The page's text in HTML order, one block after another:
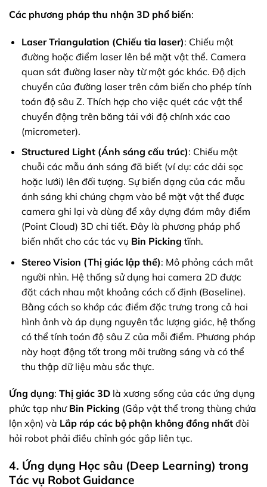
Các phương pháp thu nhận 3D phổ biến:
Laser Triangulation (Chiếu tia laser): Chiếu một
đường hoặc điểm laser lên bề mặt vật thể. Camera
quan sát đường laser này từ một góc khác. Độ dịch
chuyển của đường laser trên cảm biến cho phép tính
toán độ sâu Z. Thích hợp cho việc quét các vật thể
chuyển động trên băng tải với độ chính xác cao
(micrometer).
Structured Light (Ánh sáng cấu trúc): Chiếu một
chuỗi các mẫu ánh sáng đã biết (ví dụ: các dải sọc
hoặc lưới) lên đối tượng. Sự biến dạng của các mẫu
ánh sáng khi chúng chạm vào bề mặt vật thể được
camera ghi lại và dùng để xây dựng đám mây điểm
(Point Cloud) 3D chi tiết. Đây là phương pháp phổ
biến nhất cho các tác vụ Bin Picking tĩnh.
Stereo Vision (Thị giác lập thể): Mô phỏng cách mắt
người nhìn. Hệ thống sử dụng hai camera 2D được
đặt cách nhau một khoảng cách cố định (Baseline).
Bằng cách so khớp các điểm đặc trưng trong cả hai
hình ảnh và áp dụng nguyên tắc lượng giác, hệ thống
có thể tính toán độ sâu Z của mỗi điểm. Phương pháp
này hoạt động tốt trong môi trường sáng và có thể
thu thập dữ liệu màu sắc thực.
Ứng dụng: Thị giác 3D là xương sống của các ứng dụng
phức tạp như Bin Picking (Gắp vật thể trong thùng chứa
lộn xộn) và Lắp ráp các bộ phận không đồng nhất đòi
hỏi robot phải điều chỉnh góc gắp liên tục.
4. Ứng dụng Học sâu (Deep Learning) trong
Tác vụ Robot Guidance